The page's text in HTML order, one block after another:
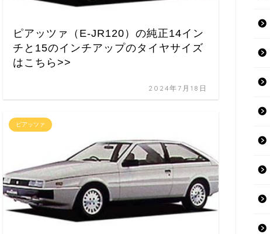
ピアッツァ（E-JR120）の純正14イン
チと15のインチアップのタイヤサイズ
はこちら>>
2024年7月18日
ピアッツァ